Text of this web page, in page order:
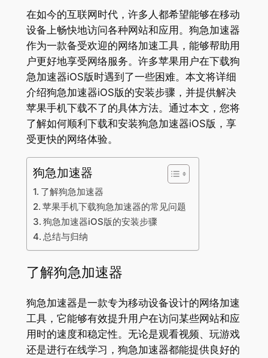
在如今的互联网时代，许多人都希望能够在移动
设备上畅快地访问各种网站和应用。狗急加速器
作为一款备受欢迎的网络加速工具，能够帮助用
户更好地享受网络服务。许多苹果用户在下载狗
急加速器iOS版时遇到了一些困难。本文将详细
介绍狗急加速器iOS版的安装步骤，并提供解决
苹果手机下载不了的具体方法。通过本文，您将
了解如何顺利下载和安装狗急加速器iOS版，享
受更快的网络体验。
狗急加速器
了解狗急加速器
苹果手机下载狗急加速器的常见问题
狗急加速器iOS版的安装步骤
总结与归纳
了解狗急加速器
狗急加速器是一款专为移动设备设计的网络加速
工具，它能够有效提升用户在访问某些网站和应
用时的速度和稳定性。无论是观看视频、玩游戏
还是进行在线学习，狗急加速器都能提供良好的